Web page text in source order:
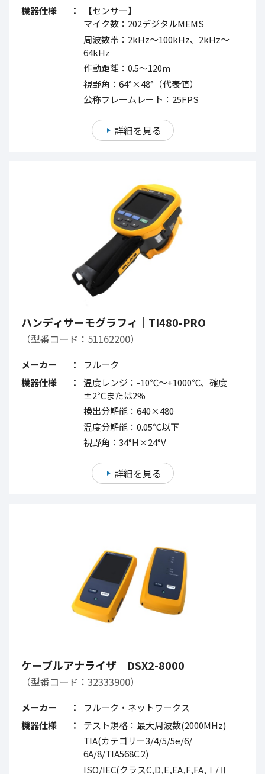
機器仕様
【センサー】
マイク数：202デジタルMEMS
周波数帯：2kHz～100kHz、2kHz～
64kHz
作動距離：0.5～120m
視野角：64°×48°（代表値）
公称フレームレート：25FPS
詳細を見る
ハンディサーモグラフィ｜TI480-PRO
（型番コード：51162200）
メーカー
フルーク
機器仕様
温度レンジ：-10℃～+1000℃、確度
±2℃または2%
検出分解能：640×480
温度分解能：0.05℃以下
視野角：34°H×24°V
詳細を見る
ケーブルアナライザ｜DSX2-8000
（型番コード：32333900）
メーカー
フルーク・ネットワークス
機器仕様
テスト規格：最大周波数(2000MHz)
TIA(カテゴリー3/4/5/5e/6/
6A/8/TIA568C.2)
ISO/IEC(クラスC,D,E,EA,F,FA,Ⅰ/Ⅱ